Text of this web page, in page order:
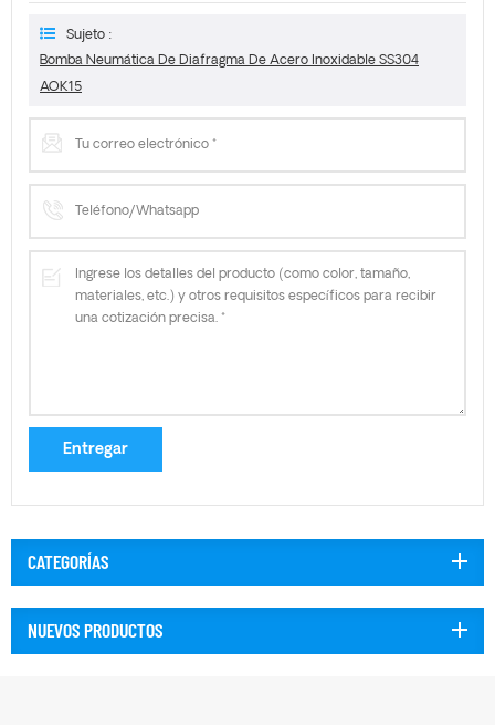
Sujeto :
Bomba Neumática De Diafragma De Acero Inoxidable SS304
AOK15
CATEGORÍAS
NUEVOS PRODUCTOS